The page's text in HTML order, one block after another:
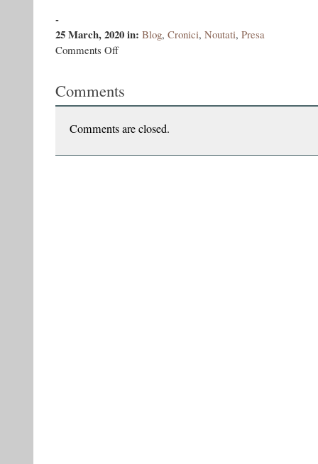
-
25 March, 2020in: Blog, Cronici, Noutati, Presa
Comments Offon
luptei
Comments
Comments are closed.